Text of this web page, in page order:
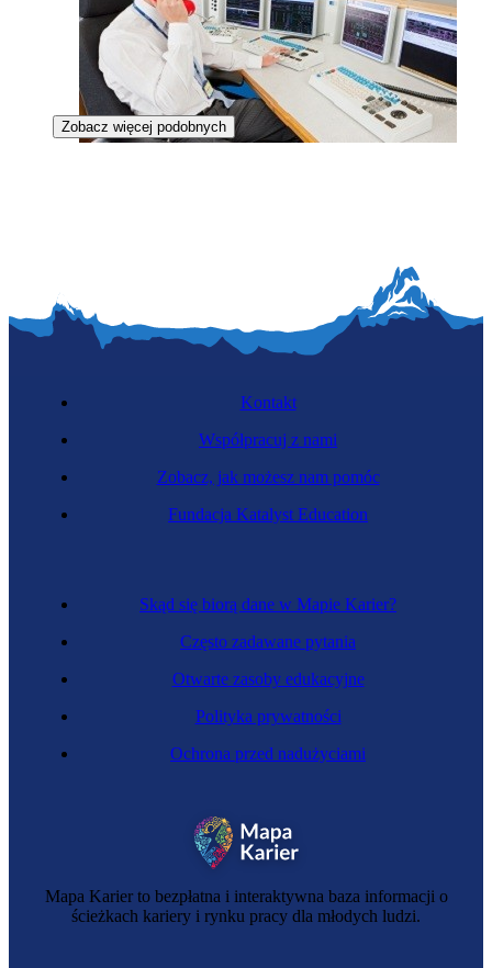
Konstruktor form wtryskowych
Zobacz więcej podobnych
Mapa Karier to bezpłatna i interaktywna baza informacji o
ścieżkach kariery i rynku pracy dla młodych ludzi.
Skąd się biorą dane w Mapie Karier?
Często zadawane pytania
Otwarte zasoby edukacyjne
Polityka prywatności
Ochrona przed nadużyciami
Kontakt
Współpracuj z nami
Zobacz, jak możesz nam pomóc
Fundacja Katalyst Education